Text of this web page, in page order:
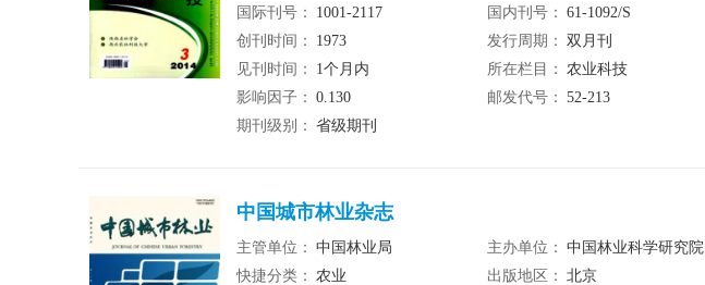
国际刊号：
1001-2117 国内刊号： 61-1092/S
创刊时间：
1973 发行周期： 双月刊
见刊时间：
1个月内 所在栏目： 农业科技
影响因子： 0.130 邮发代号： 52-213
期刊级别： 省级期刊
中国城市林业杂志
主管单位： 中国林业局 主办单位： 中国林业科学研究院
快捷分类： 农业 出版地区： 北京